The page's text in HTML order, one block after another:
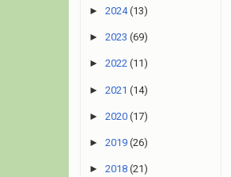
► 2024 (13)
► 2023 (69)
► 2022 (11)
► 2021 (14)
► 2020 (17)
► 2019 (26)
► 2018 (21)